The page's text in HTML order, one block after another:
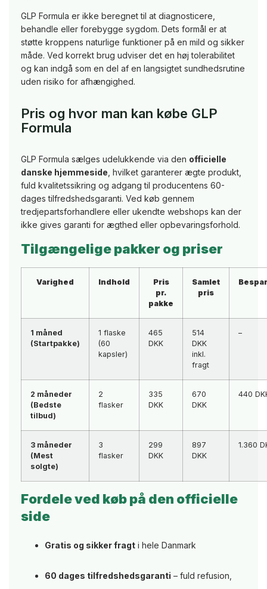
GLP Formula er ikke beregnet til at diagnosticere,
behandle eller forebygge sygdom. Dets formål er at
støtte kroppens naturlige funktioner på en mild og sikker
måde. Ved korrekt brug udviser det en høj tolerabilitet
og kan indgå som en del af en langsigtet sundhedsrutine
uden risiko for afhængighed.
Pris og hvor man kan købe GLP
Formula
GLP Formula sælges udelukkende via den officielle
danske hjemmeside , hvilket garanterer ægte produkt,
fuld kvalitetssikring og adgang til producentens 60-
dages tilfredshedsgaranti. Ved køb gennem
tredjepartsforhandlere eller ukendte webshops kan der
ikke gives garanti for ægthed eller opbevaringsforhold.
Tilgængelige pakker og priser
Varighed Indhold
Pris
pr.
pakke
Samlet
pris
1 måned
(Startpakke)
1 flaske
(60
kapsler)
465
DKK
514
DKK
inkl.
fragt
–
2 måneder
(Bedste
tilbud)
2
flasker
335
DKK
670
DKK
440
3 måneder
(Mest
solgte)
3
flasker
299
DKK
897
DKK
1.360
Fordele ved køb på den officielle
side
Gratis og sikker fragt i hele Danmark
60 dages tilfredshedsgaranti – fuld refusion,